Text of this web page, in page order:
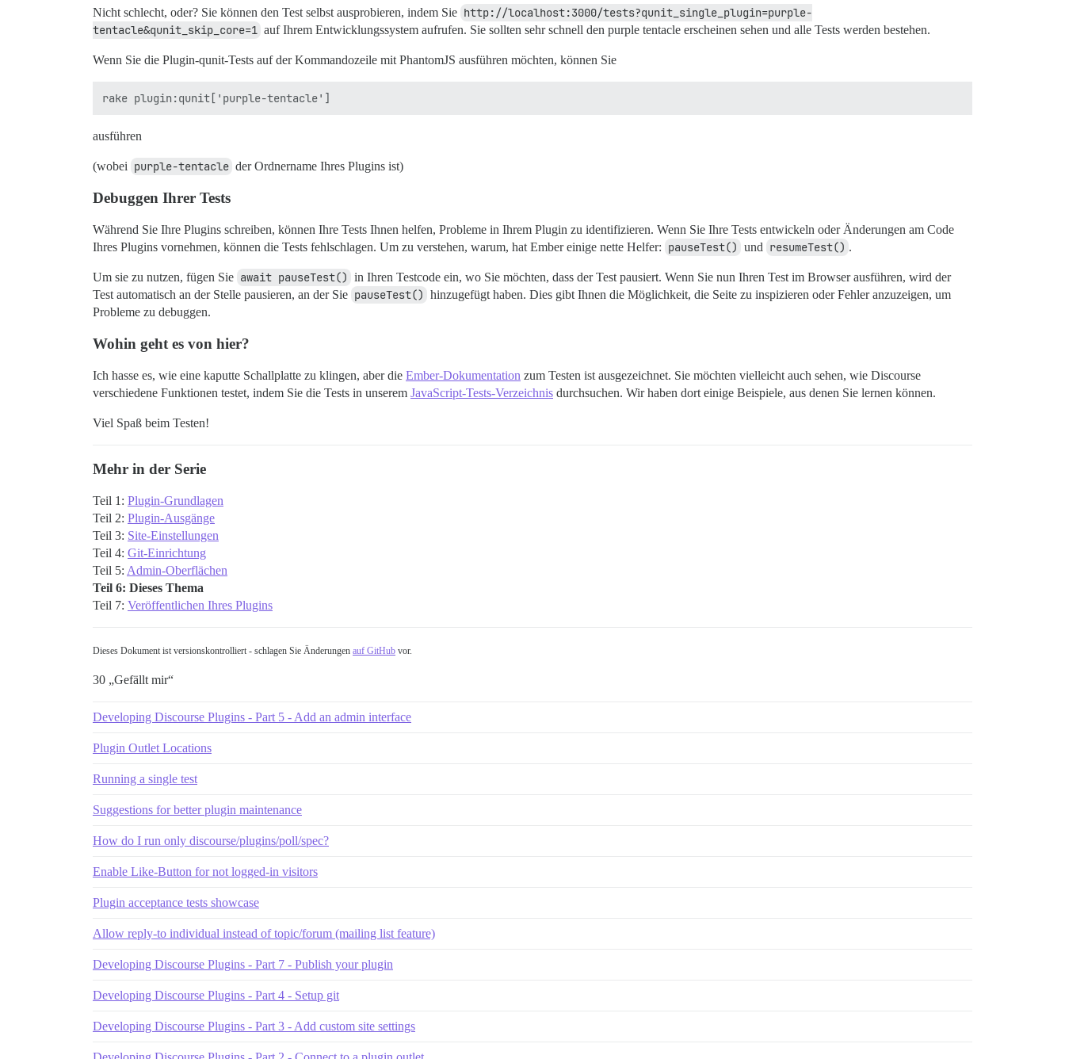
Nicht schlecht, oder? Sie können den Test selbst ausprobieren, indem Sie http://localhost:3000/tests?qunit_single_plugin=purple-
tentacle&qunit_skip_core=1 auf Ihrem Entwicklungssystem aufrufen. Sie sollten sehr schnell den purple tentacle erscheinen sehen und alle Tests werden bestehen.
Wenn Sie die Plugin-qunit-Tests auf der Kommandozeile mit PhantomJS ausführen möchten, können Sie
ausführen
(wobei purple-tentacle der Ordnername Ihres Plugins ist)
Debuggen Ihrer Tests
Während Sie Ihre Plugins schreiben, können Ihre Tests Ihnen helfen, Probleme in Ihrem Plugin zu identifizieren. Wenn Sie Ihre Tests entwickeln oder Änderungen am Code
Ihres Plugins vornehmen, können die Tests fehlschlagen. Um zu verstehen, warum, hat Ember einige nette Helfer: pauseTest() und resumeTest() .
Um sie zu nutzen, fügen Sie await pauseTest() in Ihren Testcode ein, wo Sie möchten, dass der Test pausiert. Wenn Sie nun Ihren Test im Browser ausführen, wird der
Test automatisch an der Stelle pausieren, an der Sie pauseTest() hinzugefügt haben. Dies gibt Ihnen die Möglichkeit, die Seite zu inspizieren oder Fehler anzuzeigen, um
Probleme zu debuggen.
Wohin geht es von hier?
Ich hasse es, wie eine kaputte Schallplatte zu klingen, aber die Ember-Dokumentation zum Testen ist ausgezeichnet. Sie möchten vielleicht auch sehen, wie Discourse
verschiedene Funktionen testet, indem Sie die Tests in unserem JavaScript-Tests-Verzeichnis durchsuchen. Wir haben dort einige Beispiele, aus denen Sie lernen können.
Viel Spaß beim Testen!
Mehr in der Serie
Teil 1: Plugin-Grundlagen
Teil 2: Plugin-Ausgänge
Teil 3: Site-Einstellungen
Teil 4: Git-Einrichtung
Teil 5: Admin-Oberflächen
Teil 6: Dieses Thema
Teil 7: Veröffentlichen Ihres Plugins
Dieses Dokument ist versionskontrolliert - schlagen Sie Änderungen auf GitHub vor.
30 „Gefällt mir“
Developing Discourse Plugins - Part 5 - Add an admin interface
Plugin Outlet Locations
Running a single test
Suggestions for better plugin maintenance
How do I run only discourse/plugins/poll/spec?
Enable Like-Button for not logged-in visitors
Plugin acceptance tests showcase
Allow reply-to individual instead of topic/forum (mailing list feature)
Developing Discourse Plugins - Part 7 - Publish your plugin
Developing Discourse Plugins - Part 4 - Setup git
Developing Discourse Plugins - Part 3 - Add custom site settings